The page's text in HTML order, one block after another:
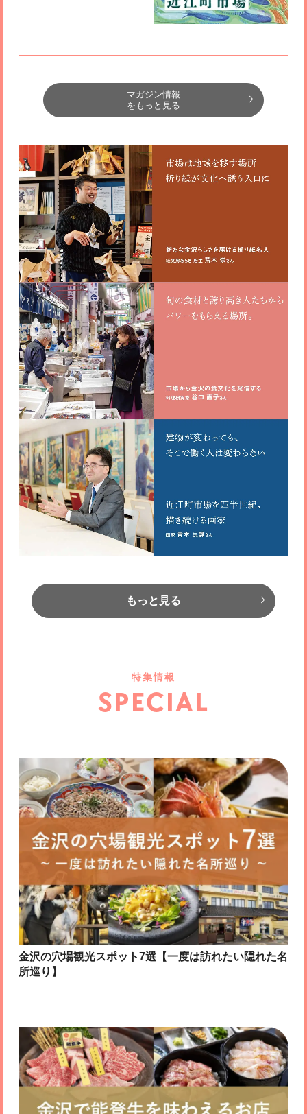
マガジン情報
をもっと見る
もっと見る
特集情報
SPECIAL
金沢の穴場観光スポット7選【一度は訪れたい隠れた名
所巡り】